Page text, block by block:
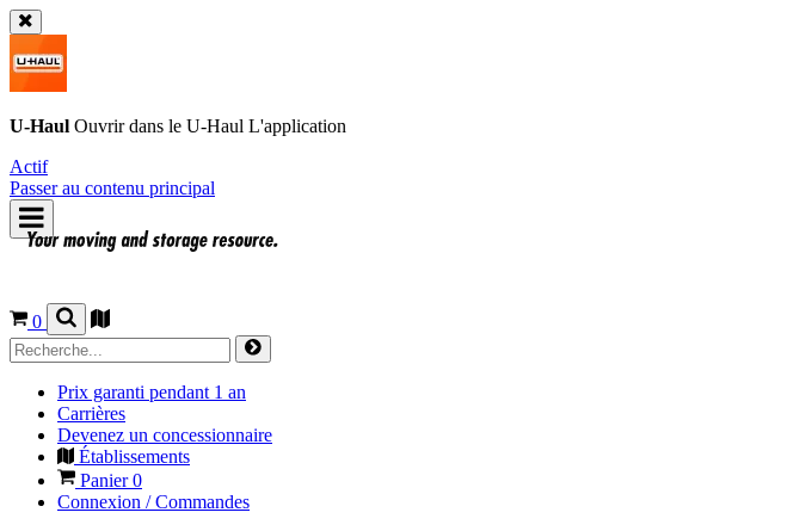
U-Haul Ouvrir dans le U-Haul L'application
Actif
Passer au contenu principal
0
Prix garanti pendant 1 an
Carrières
Devenez un concessionnaire
Établissements
Panier0
Connexion / Commandes